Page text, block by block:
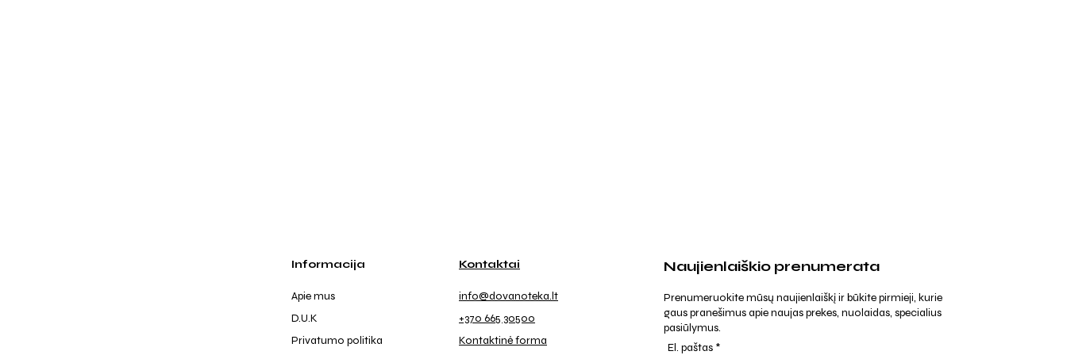
Informacija
Apie mus
D.U.K
Privatumo politika
Kontaktai
info@dovanoteka.lt
+370 665 30500
Kontaktinė forma
Naujienlaiškio prenumerata
Prenumeruokite mūsų naujienlaiškį ir būkite pirmieji, kurie
gaus pranešimus apie naujas prekes, nuolaidas, specialius
pasiūlymus.
El. paštas